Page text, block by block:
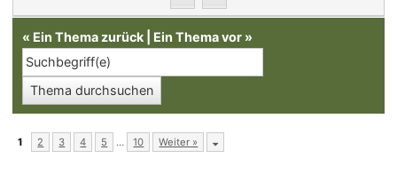
« Ein Thema zurück Ein Thema vor »
1 2 3 4 5 … 10 Weiter »